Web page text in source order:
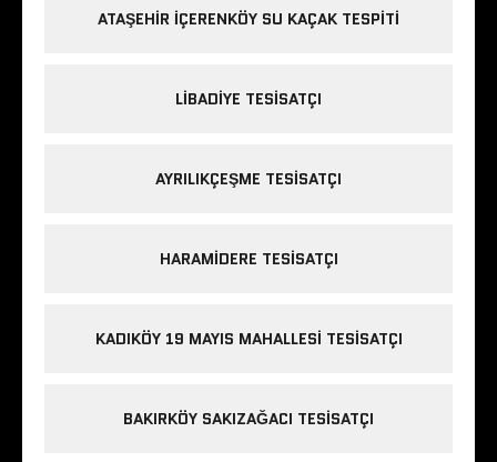
ATAŞEHIR IÇERENKÖY SU KAÇAK TESPITI
LIBADIYE TESISATÇI
AYRILIKÇEŞME TESISATÇI
HARAMIDERE TESISATÇI
KADIKÖY 19 MAYIS MAHALLESI TESISATÇI
BAKIRKÖY SAKIZAĞACI TESISATÇI